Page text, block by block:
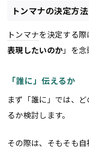
トンマナの決定方法
トンマナを決定する
表現したいのか」を念
「誰に」伝えるか
まず「誰に」では、
るか検討します。
その際は、そもそも